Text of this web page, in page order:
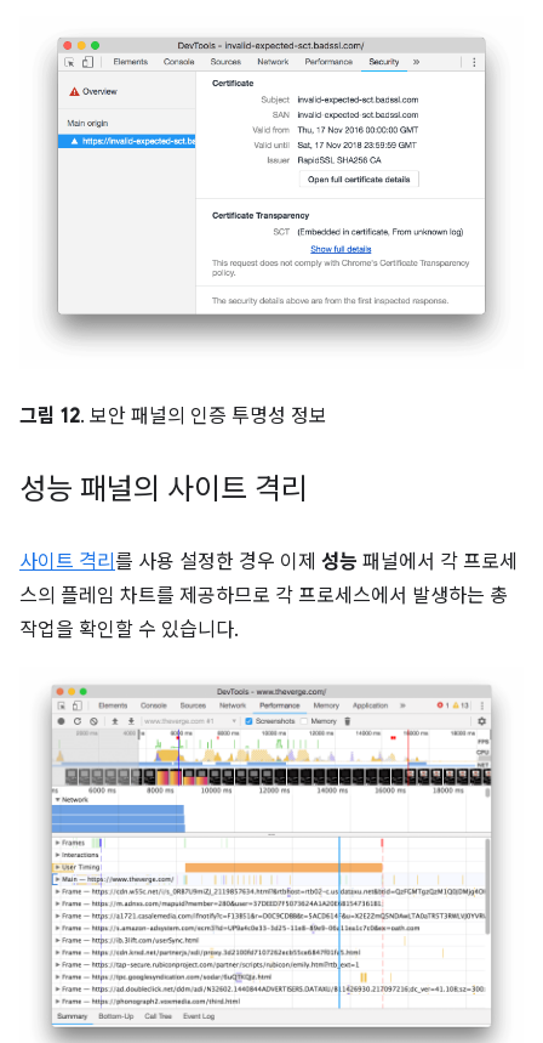
그림 12. 보안 패널의 인증 투명성 정보
성능 패널의 사이트 격리
사이트 격리 를 사용 설정한 경우 이제 성능 패널에서 각 프로세
스의 플레임 차트를 제공하므로 각 프로세스에서 발생하는 총
작업을 확인할 수 있습니다.